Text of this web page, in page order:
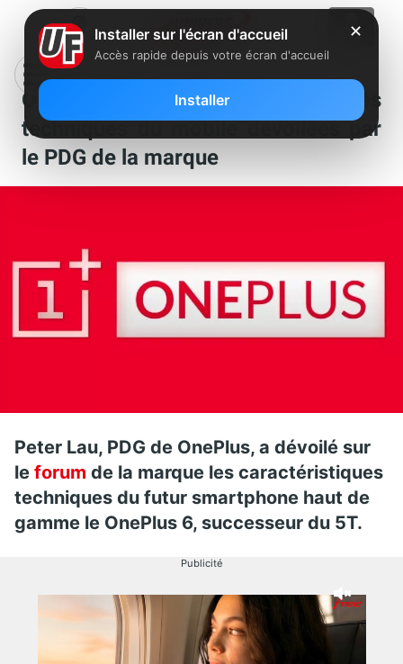
OnePlus 6 : les caractéristiques
techniques du mobile dévoilées par
le PDG de la marque
Peter Lau, PDG de OnePlus, a dévoilé sur
le forum de la marque les caractéristiques
techniques du futur smartphone haut de
gamme le OnePlus 6, successeur du 5T.
Publicité
✕
Installer sur l'écran d'accueil
Accès rapide depuis votre écran d'accueil
Installer